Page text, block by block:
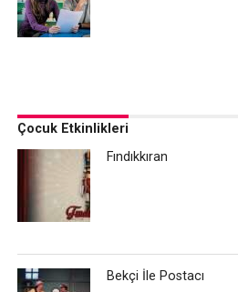
Çocuk Etkinlikleri
Fındıkkıran
Bekçi İle Postacı